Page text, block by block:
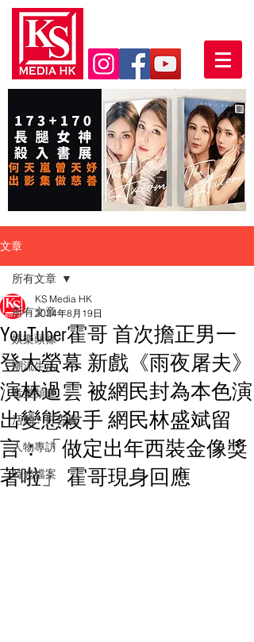
文章
所有文章
娛樂頭條
潮流生活
音樂頻道
活動・好去處
人物專訪
時光檔案
所有文章
YouTuber霍哥 首次擔正男一
登大螢幕 新戲《雨夜屠夫》
演林過雲 被網民封為本色演
出變態殺手 網民林盛斌留
言：「做定出年西裝金像獎
著啦」 霍哥現身回應
KS Media HK
2024年8月19日